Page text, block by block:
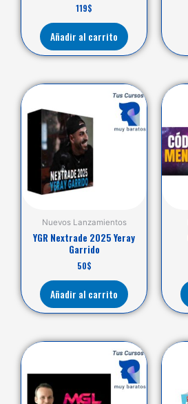
119$
Añadir al carrito
Nuevos Lanzamientos
YGR Nextrade 2025 Yeray
Garrido
50$
Añadir al carrito